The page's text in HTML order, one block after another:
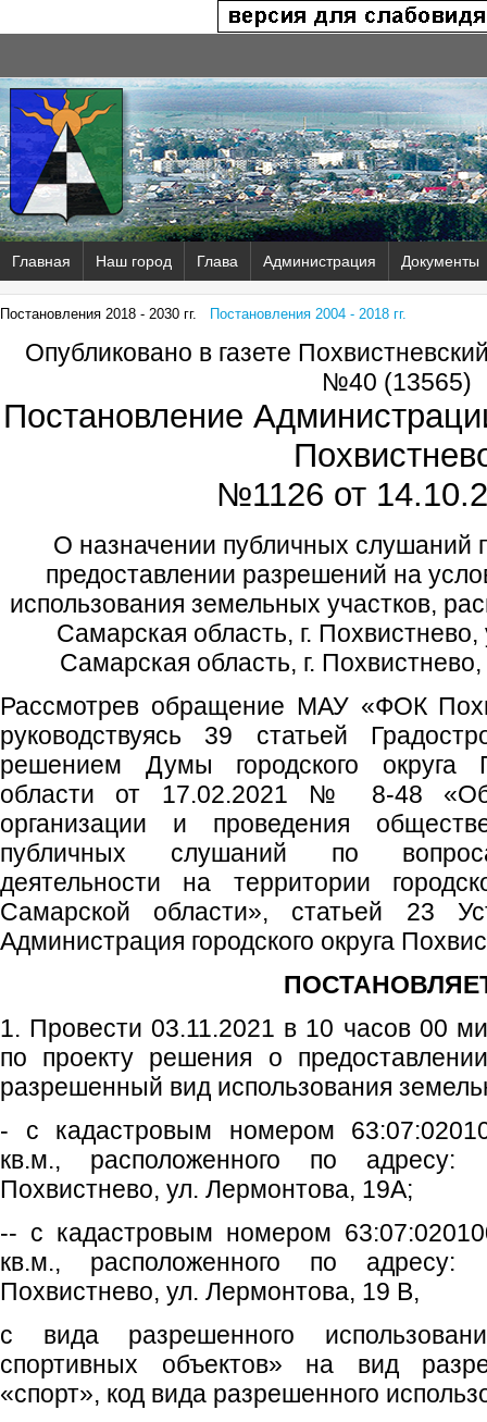
Главная Наш город Глава Администрация Документы
Постановления 2018 - 2030 гг. Постановления 2004 - 2018 гг.
Опубликовано в газете
№40 (13565)
Постановление
№1126 от
О назначении публичных слушаний
предоставлении разрешений на
использования земельных участков,
Самарская область, г.
Самарская область, г.
Рассмотрев обращение МАУ «ФОК
руководствуясь 39 статьей
решением Думы городского округа
области от 17.02.2021 № 8-48 «Об
организации и проведения
публичных слушаний по
деятельности на территории
Самарской области», статьей 23
Администрация городского округа
1. Провести 03.11.2021 в 10 часов 00
по проекту решения о
разрешенный вид использования
- с кадастровым номером
кв.м., расположенного по адресу:
Похвистнево, ул. Лермонтова, 19А;
-- с кадастровым номером
кв.м., расположенного по адресу:
Похвистнево, ул. Лермонтова, 19 В,
с вида разрешенного
спортивных объектов» на вид
«спорт», код вида разрешенного